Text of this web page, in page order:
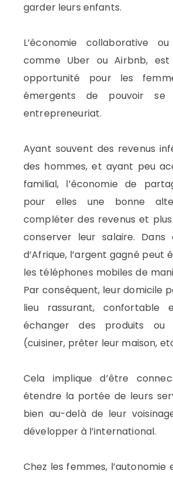
garder leurs enfants.
L’économie collaborative
comme Uber ou Airbnb, est
opportunité pour les
émergents de pouvoir se
entrepreneuriat.
Ayant souvent des revenus
des hommes, et ayant peu
familial, l’économie de
pour elles une bonne
compléter des revenus et
conserver leur salaire. Dans
d’Afrique, l’argent gagné peut
les téléphones mobiles de
Par conséquent, leur domicile
lieu rassurant, confortable
échanger des produits ou
(cuisiner, prêter leur maison,
Cela implique d’être
étendre la portée de leurs
bien au-delà de leur
développer à l’international.
Chez les femmes,